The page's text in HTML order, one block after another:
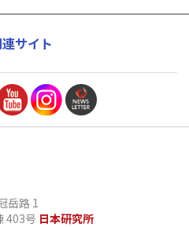
サイト
岳路 1
403号 日本研究所